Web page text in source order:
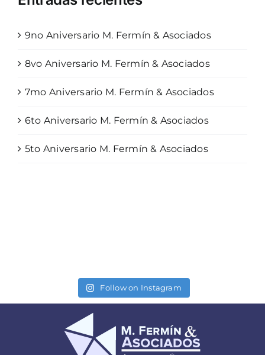
9no Aniversario M. Fermín & Asociados
8vo Aniversario M. Fermín & Asociados
7mo Aniversario M. Fermín & Asociados
6to Aniversario M. Fermín & Asociados
5to Aniversario M. Fermín & Asociados
Follow on Instagram